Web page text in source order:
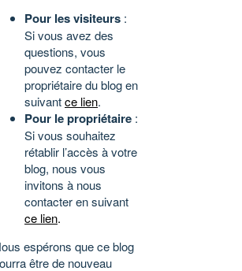
Pour les visiteurs :
Si vous avez des
questions, vous
pouvez contacter le
propriétaire du blog en
suivantce lien.
Pour le propriétaire :
Si vous souhaitez
rétablir l’accès à votre
blog, nous vous
invitons à nous
contacter en suivant
ce lien.
espérons que ce blog
être de nouveau